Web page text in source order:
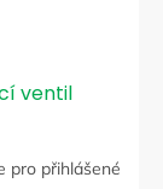
ventil
pro přihlášené